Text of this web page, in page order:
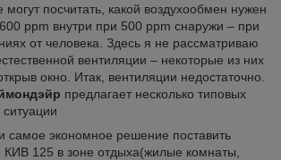
посчитать, какой воздухообмен нужен
ppm внутри при 500 ppm снаружи – при
от человека. Здесь я не рассматриваю
вентиляции – некоторые из них
окно. Итак, вентиляции недостаточно.
предлагает несколько типовых
и самое экономное решение поставить
КИВ 125 в зоне отдыха(жилые комнаты,